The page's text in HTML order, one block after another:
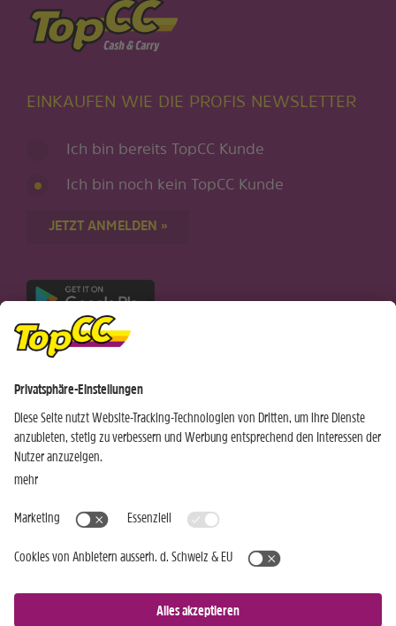
EINKAUFEN WIE DIE PROFIS NEWSLETTER
Ich bin bereits TopCC Kunde
Ich bin noch kein TopCC Kunde
JETZT ANMELDEN »
Nur für Android-Geräte
Wochen Hits
Standorte
Kundenbereich
Aktuelles
Rezeptwelt
Weinwelt